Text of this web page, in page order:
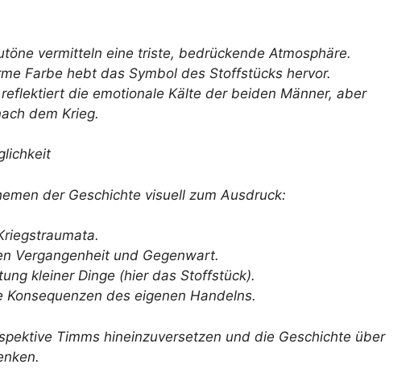
vermitteln eine triste, bedrückende Atmosphäre.
Farbe hebt das Symbol des Stoffstücks hervor.
die emotionale Kälte der beiden Männer, aber
dem Krieg.
der Geschichte visuell zum Ausdruck:
Vergangenheit und Gegenwart.
kleiner Dinge (hier das Stoffstück).
des eigenen Handelns.
Timms hineinzuversetzen und die Geschichte über